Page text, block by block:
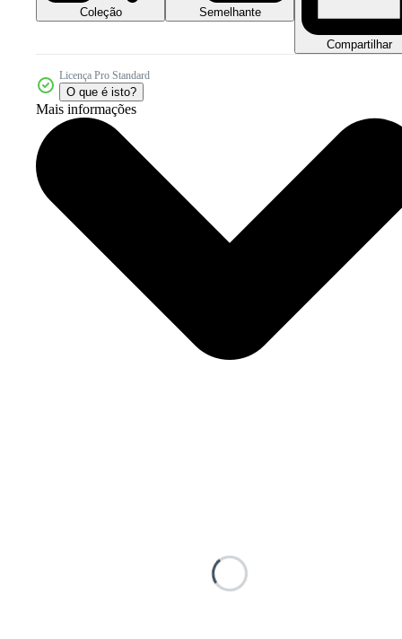
Coleção Semelhante
Compartilhar
Licença Pro Standard
O que é isto?
Mais informações